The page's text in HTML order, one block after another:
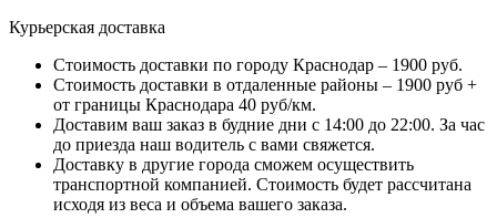
Курьерская доставка
Стоимость доставки по городу Краснодар – 1900 руб.
Стоимость доставки в отдаленные районы – 1900 руб +
от границы Краснодара 40 руб/км.
Доставим ваш заказ в будние дни с 14:00 до 22:00. За час
до приезда наш водитель с вами свяжется.
Доставку в другие города сможем осуществить
транспортной компанией. Стоимость будет рассчитана
исходя из веса и объема вашего заказа.